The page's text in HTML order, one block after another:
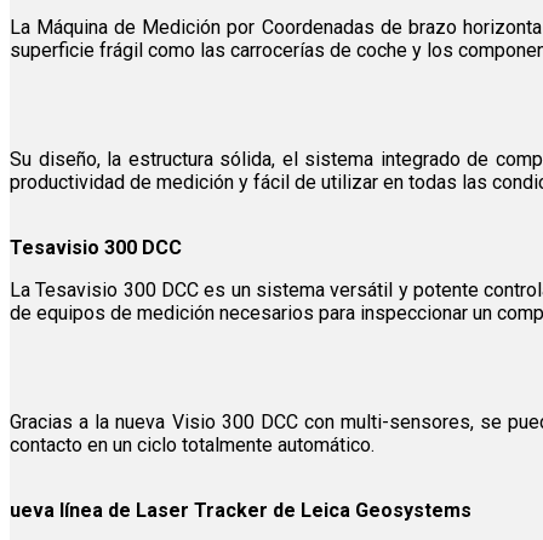
La Máquina de Medición por Coordenadas de brazo
superficie frágil como las carrocerías de coche y los
Su diseño, la estructura sólida, el sistema integrado de
productividad de medición y fácil de utilizar en todas las
Tesavisio 300 DCC
La Tesavisio 300 DCC es un sistema versátil y potente
de equipos de medición necesarios para inspeccionar un
Gracias a la nueva Visio 300 DCC con multi-sensores, se
contacto en un ciclo totalmente automático.
ueva línea de Laser Tracker de Leica Geosystems